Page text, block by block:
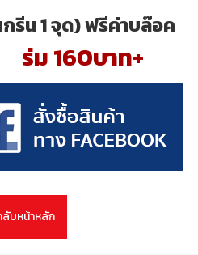
รีน 1 จุด) ฟรีค่าบล๊อค
ร่ม 160บาท+
บหน้าหลัก